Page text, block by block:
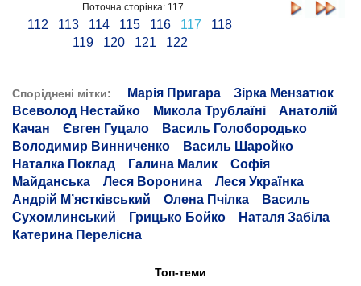
Поточна сторінка: 117
112 113 114 115 116 117
118
119
120 121 122
Споріднені мітки: Марія Пригара
Зірка Мензатюк
Всеволод Нестайко
Микола Трублаїні
Анатолій
Качан
Євген Гуцало
Василь Голобородько
Володимир Винниченко
Василь Шаройко
Наталка Поклад
Галина Малик
Софія
Майданська
Леся Воронина
Леся Українка
Андрій М’ястківський
Олена Пчілка
Василь
Сухомлинський
Грицько Бойко
Наталя Забіла
Катерина Перелісна
Топ-теми